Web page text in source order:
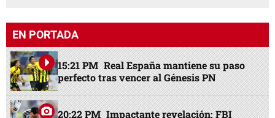
EN PORTADA
15:21 PM Real España mantiene su paso
perfecto tras vencer al Génesis PN
20:22 PM Impactante revelación: FBI